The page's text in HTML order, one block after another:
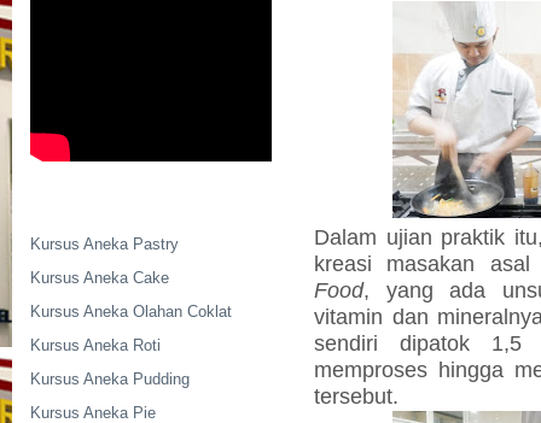
Kursus Aneka Pastry
Kursus Aneka Cake
Kursus Aneka Olahan Coklat
Kursus Aneka Roti
Kursus Aneka Pudding
Kursus Aneka Pie
Dalam ujian praktik
kreasi masakan
Food, yang ada
vitamin dan
sendiri dipatok 1,5
memproses hingga
tersebut.